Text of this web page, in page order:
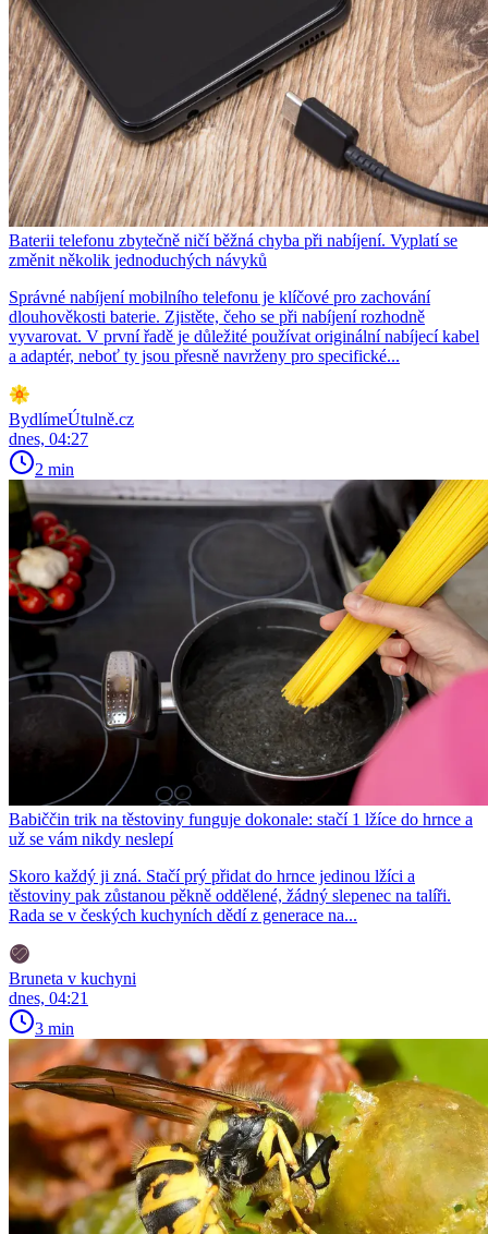
Baterii telefonu zbytečně ničí běžná chyba při nabíjení. Vyplatí se
změnit několik jednoduchých návyků
Správné nabíjení mobilního telefonu je klíčové pro zachování
dlouhověkosti baterie. Zjistěte, čeho se při nabíjení rozhodně
vyvarovat. V první řadě je důležité používat originální nabíjecí kabel
a adaptér, neboť ty jsou přesně navrženy pro specifické...
BydlímeÚtulně.cz
dnes, 04:27
2 min
Babiččin trik na těstoviny funguje dokonale: stačí 1 lžíce do hrnce a
už se vám nikdy neslepí
Skoro každý ji zná. Stačí prý přidat do hrnce jedinou lžíci a
těstoviny pak zůstanou pěkně oddělené, žádný slepenec na talíři.
Rada se v českých kuchyních dědí z generace na...
Bruneta v kuchyni
dnes, 04:21
3 min